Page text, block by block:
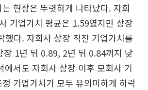
현상은 뚜렷하게 나타났다. 자회
기업가치 평균은 1.59였지만 상장
했다. 자회사 상장 직전 기업가치를
장 1년 뒤 0.89, 2년 뒤 0.84까지 낮
에서도 자회사 상장 이후 모회사 기
기업가치가 모두 유의미하게 하락